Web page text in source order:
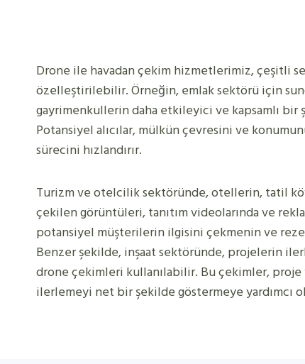
Drone ile havadan çekim hizmetlerimiz, çeşitli
özelleştirilebilir. Örneğin, emlak sektörü için
gayrimenkullerin daha etkileyici ve kapsamlı bir
Potansiyel alıcılar, mülkün çevresini ve
sürecini hızlandırır.
Turizm ve otelcilik sektöründe, otellerin, tatil
çekilen görüntüleri, tanıtım videolarında ve
potansiyel müşterilerin ilgisini çekmenin ve
Benzer şekilde, inşaat sektöründe, projelerin
drone çekimleri kullanılabilir. Bu çekimler,
ilerlemeyi net bir şekilde göstermeye yardımcı